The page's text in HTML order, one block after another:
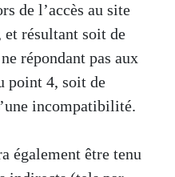
de l’accès au site
résultant soit de
répondant pas aux
point 4, soit de
incompatibilité.
également être tenu